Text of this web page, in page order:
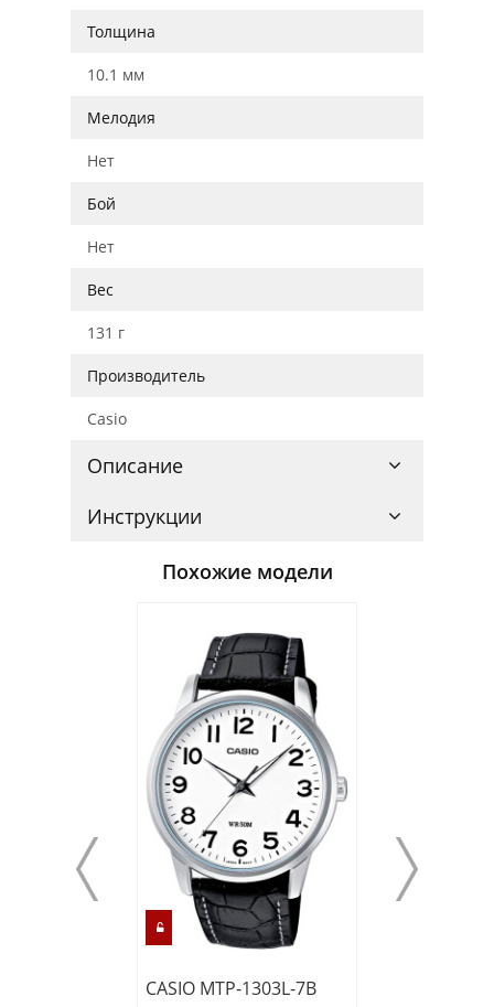
Толщина
10.1 мм
Мелодия
Нет
Бой
Нет
Вес
131 г
Производитель
Casio
Описание
Инструкции
Похожие модели
CASIO MTP-1303L-7B